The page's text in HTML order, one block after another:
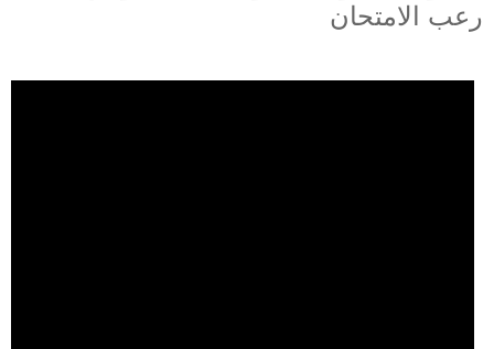
رعب الامتحان